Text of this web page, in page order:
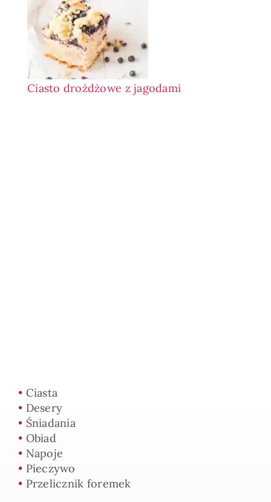
Ciasto drożdżowe z jagodami
• Ciasta
• Desery
• Śniadania
• Obiad
• Napoje
• Pieczywo
• Przelicznik foremek